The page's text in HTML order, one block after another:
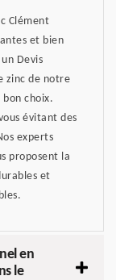
Clément
et bien
Devis
zinc de notre
choix.
évitant des
experts
proposent la
et
en
le